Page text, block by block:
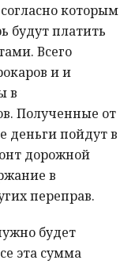
которым
будут платить
Всего
и и
в
Полученные от
деньги пойдут в
дорожной
в
переправ.
будет
эта сумма